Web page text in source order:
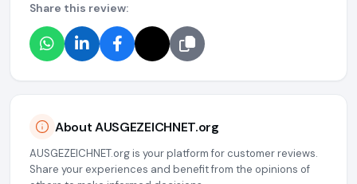
Share this review:
About AUSGEZEICHNET.org
AUSGEZEICHNET.org is your platform for customer reviews.
Share your experiences and benefit from the opinions of